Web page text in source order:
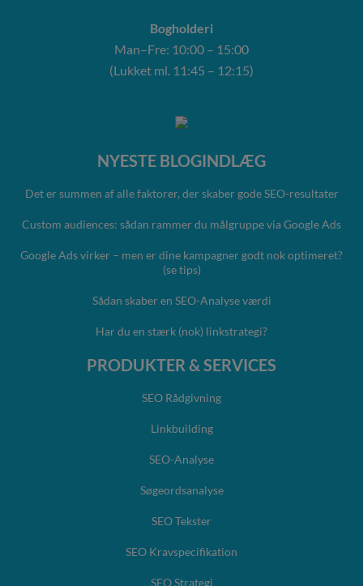
Bogholderi
Man–Fre: 10:00 – 15:00
(Lukket ml. 11:45 – 12:15)
NYESTE BLOGINDLÆG
Det er summen af alle faktorer, der skaber gode SEO-resultater
Custom audiences: sådan rammer du målgruppe via Google Ads
Google Ads virker – men er dine kampagner godt nok optimeret?
(se tips)
Sådan skaber en SEO-Analyse værdi
Har du en stærk (nok) linkstrategi?
PRODUKTER & SERVICES
SEO Rådgivning
Linkbuilding
SEO-Analyse
Søgeordsanalyse
SEO Tekster
SEO Kravspecifikation
SEO Strategi